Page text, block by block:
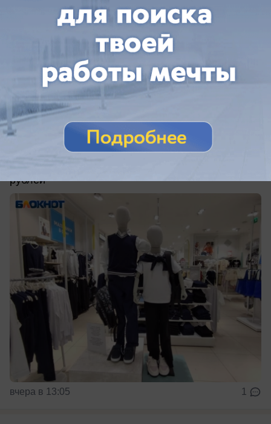
Белая рубашка с черной дырой для
бюджета: сколько стоит собрать ребенка
в школу в Ставрополе
рублей
вчера в 13:05 1